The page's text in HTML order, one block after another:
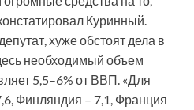
Куринный.
хуже обстоят дела в
необходимый объем
5,5–6% от ВВП. «Для
Финляндия – 7,1, Франция